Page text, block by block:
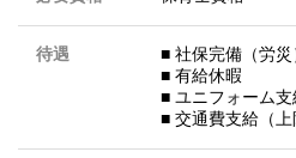
待遇
■ 社保完備（労災
■ 有給休暇
■ ユニフォーム支
■ 交通費支給（上